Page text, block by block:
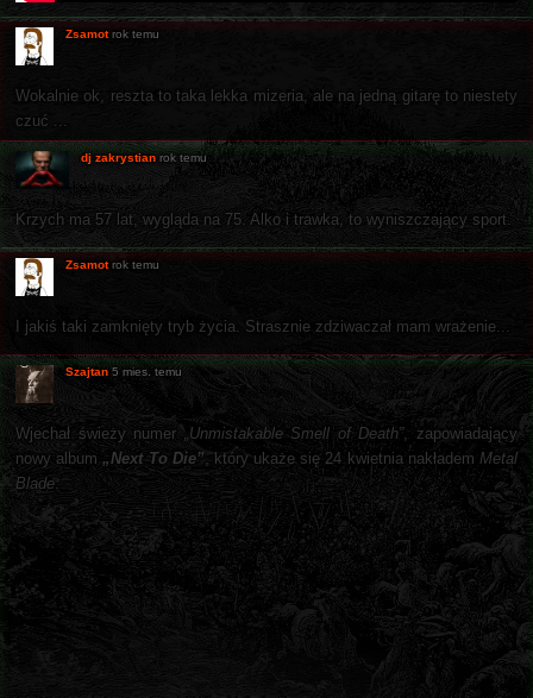
Zsamot rok temu
Wokalnie ok, reszta to taka lekka mizeria, ale na jedną gitarę to niestety
czuć ...
dj zakrystian rok temu
Krzych ma 57 lat, wygląda na 75. Alko i trawka, to wyniszczający sport.
Zsamot rok temu
I jakiś taki zamknięty tryb życia. Strasznie zdziwaczał mam wrażenie...
Szajtan 5 mies. temu
Wjechał świeży numer„Unmistakable Smell of Death”, zapowiadający
nowy album„Next To Die”, który ukaże się 24 kwietnia nakłademMetal
Blade.